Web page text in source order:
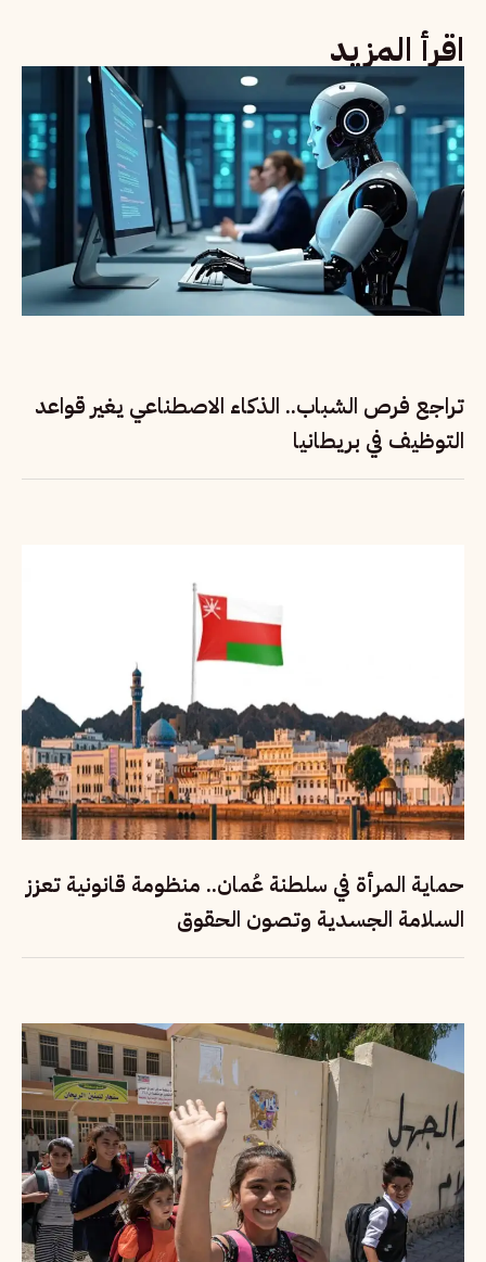
اقرأ المزيد
تراجع فرص الشباب.. الذكاء الاصطناعي يغير قواعد
التوظيف في بريطانيا
حماية المرأة في سلطنة عُمان.. منظومة قانونية تعزز
السلامة الجسدية وتصون الحقوق